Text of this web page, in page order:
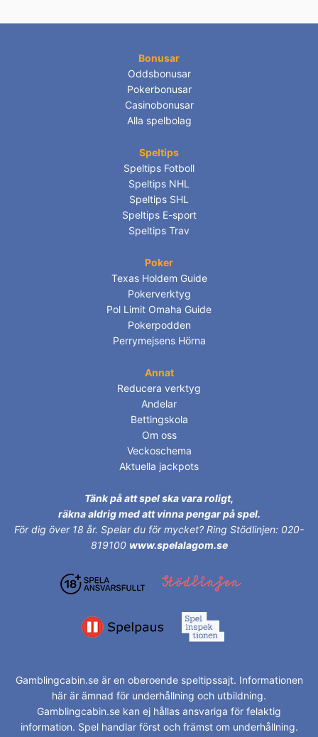
Bonusar
Oddsbonusar
Pokerbonusar
Casinobonusar
Alla spelbolag
Speltips
Speltips Fotboll
Speltips NHL
Speltips SHL
Speltips E-sport
Speltips Trav
Poker
Texas Holdem Guide
Pokerverktyg
Pol Limit Omaha Guide
Pokerpodden
Perrymejsens Hörna
Annat
Reducera verktyg
Andelar
Bettingskola
Om oss
Veckoschema
Aktuella jackpots
Tänk på att spel ska vara roligt,
räkna aldrig med att vinna pengar på spel.
För dig över 18 år. Spelar du för mycket? Ring Stödlinjen: 020-
819100 www.spelalagom.se
Gamblingcabin.se är en oberoende speltipssajt. Informationen
här är ämnad för underhållning och utbildning.
Gamblingcabin.se kan ej hållas ansvariga för felaktig
information. Spel handlar först och främst om underhållning.